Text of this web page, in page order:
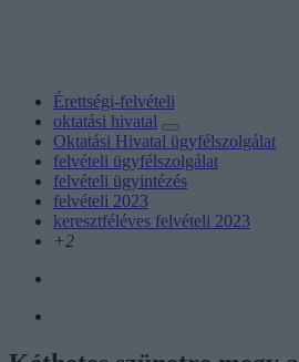
Érettségi-felvételi
oktatási hivatal
Oktatási Hivatal ügyfélszolgálat
felvételi ügyfélszolgálat
felvételi ügyintézés
felvételi 2023
keresztféléves felvételi 2023
+2